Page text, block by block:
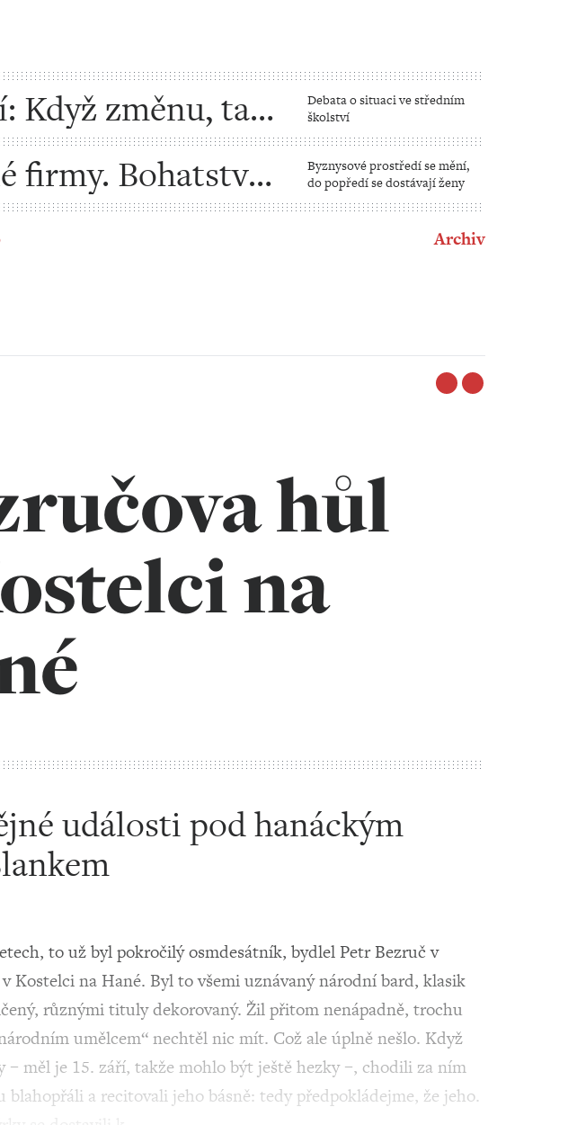
Když změnu, tak
Debata o situaci ve středním
školství
firmy. Bohatství
do rukou žen
Byznysové prostředí se mění,
do popředí se dostávají ženy
Archiv
hůl
na
události pod hanáckým
to už byl pokročilý osmdesátník, bydlel Petr Bezruč v
Kostelci na Hané. Byl to všemi uznávaný národní bard, klasik
různými tituly dekorovaný. Žil přitom nenápadně, trochu
umělcem“ nechtěl nic mít. Což ale úplně nešlo. Když
– měl je 15. září, takže mohlo být ještě hezky –, chodili za ním
blahopřáli a recitovali jeho básně: tedy předpokládejme, že jeho.